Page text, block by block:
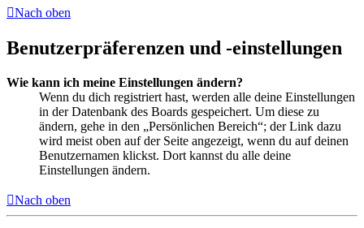
Nach oben
Benutzerpräferenzen und -einstellungen
Wie kann ich meine Einstellungen ändern?
Wenn du dich registriert hast, werden alle deine Einstellungen
in der Datenbank des Boards gespeichert. Um diese zu
ändern, gehe in den „Persönlichen Bereich“; der Link dazu
wird meist oben auf der Seite angezeigt, wenn du auf deinen
Benutzernamen klickst. Dort kannst du alle deine
Einstellungen ändern.
Nach oben